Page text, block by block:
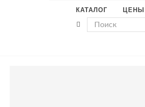
КАТАЛОГ ЦЕНЫ